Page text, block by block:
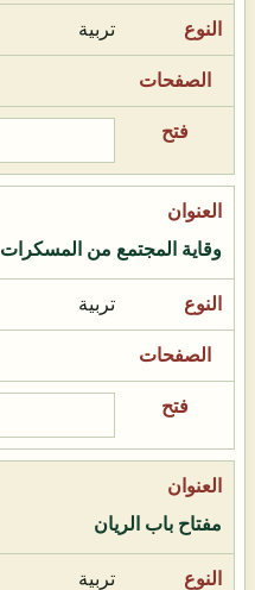
تربية
وقاية المجتمع من المسكرات
تربية
مفتاح باب الريان
تربية